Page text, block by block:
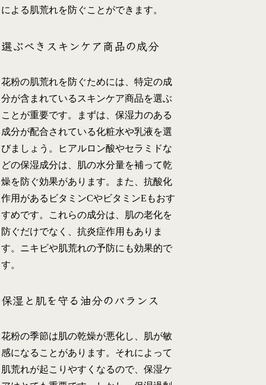
による肌荒れを防ぐことができます。
選ぶべきスキンケア商品の成分
花粉の肌荒れを防ぐためには、特定の成
分が含まれているスキンケア商品を選ぶ
ことが重要です。まずは、保湿力のある
成分が配合されている化粧水や乳液を選
びましょう。ヒアルロン酸やセラミドな
どの保湿成分は、肌の水分量を補って乾
燥を防ぐ効果があります。また、抗酸化
作用があるビタミンCやビタミンEもおす
すめです。これらの成分は、肌の老化を
防ぐだけでなく、抗炎症作用もありま
す。ニキビや肌荒れの予防にも効果的で
す。
保湿と肌を守る油分のバランス
花粉の季節は肌の乾燥が悪化し、肌が敏
感になることがあります。それによって
肌荒れが起こりやすくなるので、保湿ケ